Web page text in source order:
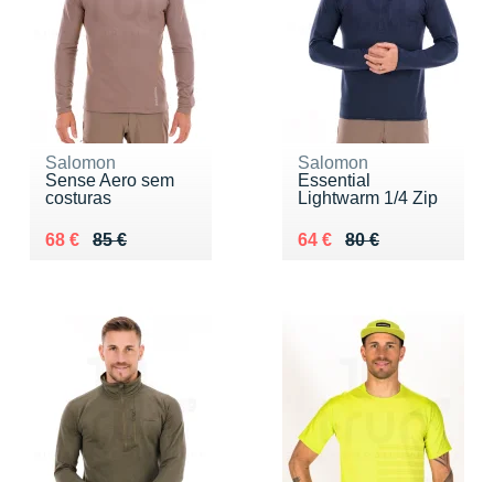
Salomon
Sense Aero sem
costuras
85 €
Au lieu de 85 €
68 €
Vendu 68 €
Salomon
Essential
Lightwarm 1/4 Zip
80 €
Au lieu de 80 €
64 €
Vendu 64 €